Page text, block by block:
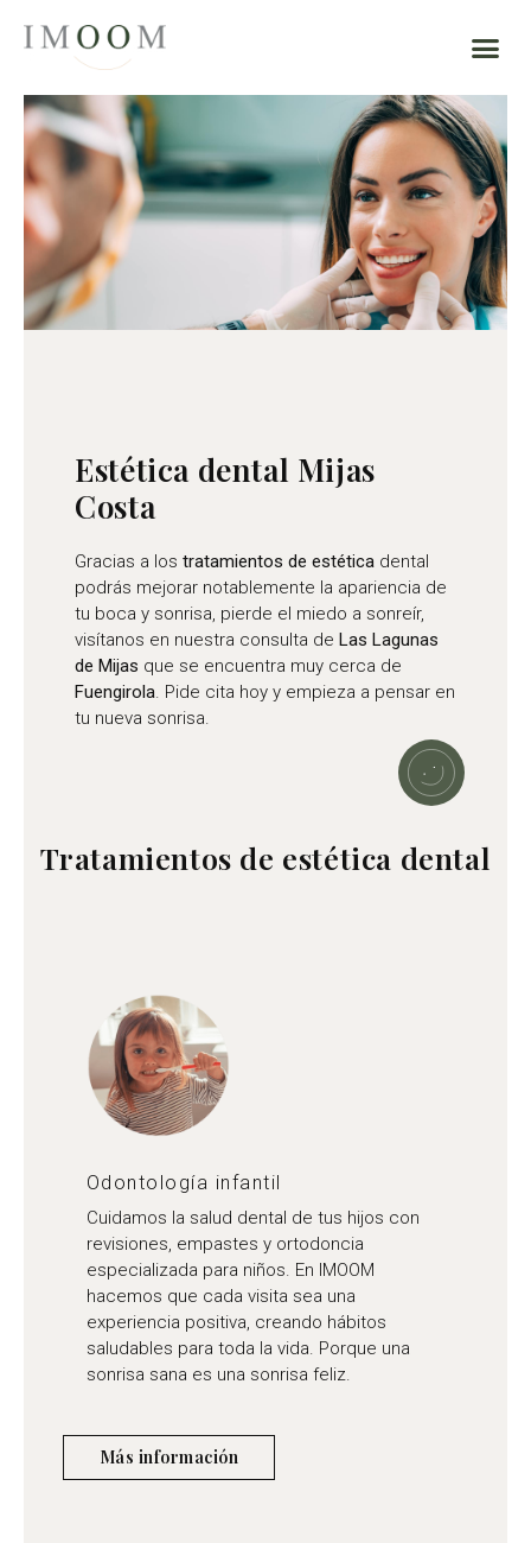
Estética dental Mijas
Costa
Gracias a lostratamientos de estética dental
podrás mejorar notablemente la apariencia de
tu boca y sonrisa, pierde el miedo a sonreír,
visítanos en nuestra consulta deLas Lagunas
de Mijas que se encuentra muy cerca de
Fuengirola. Pide cita hoy y empieza a pensar en
tu nueva sonrisa.
Tratamientos de estética dental
Odontología infantil
Cuidamos la salud dental de tus hijos con
revisiones, empastes y ortodoncia
especializada para niños. En IMOOM
hacemos que cada visita sea una
experiencia positiva, creando hábitos
saludables para toda la vida. Porque una
sonrisa sana es una sonrisa feliz.
Más información